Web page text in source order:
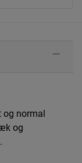
og normal
og